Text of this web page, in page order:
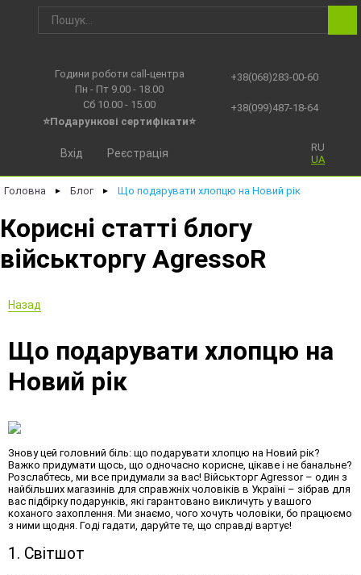
Години роботи call-центра
Пн - Пт 9.00 - 18.00
Сб 10.00 - 15.00
⭐Подарункові сертифікати⭐
+38(068)283-00-60
+38(099)487-18-64
RU
UA
Вхід Реєстрація
Головна ► Блог ► Що подарувати хлопцю на Новий рік
Корисні статті блогу
військторгу AgressoR
Назад
Що подарувати хлопцю на
Новий рік
Знову цей головний біль: що подарувати хлопцю на Новий рік?
Важко придумати щось, що одночасно корисне, цікаве і не банальне?
Розслабтесь, ми все придумали за вас! Військторг Agressor – один з
найбільших магазинів для справжніх чоловіків в Україні – зібрав для
вас підбірку подарунків, які гарантовано викличуть у вашого
коханого захоплення. Ми знаємо, чого хочуть чоловіки, бо працюємо
з ними щодня. Годі гадати, даруйте те, що справді вартує!
1. Світшот